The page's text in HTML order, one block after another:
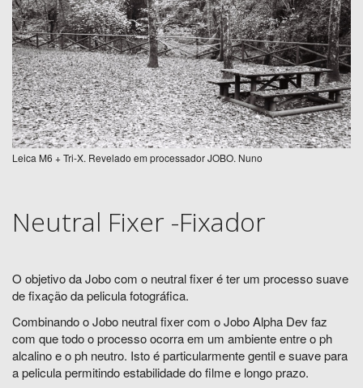
Leica M6 + Tri-X. Revelado em processador JOBO. Nuno
Neutral Fixer -Fixador
O objetivo da Jobo com o neutral fixer é ter um processo suave
de fixação da pelicula fotográfica.
Combinando o Jobo neutral fixer com o Jobo Alpha Dev faz
com que todo o processo ocorra em um ambiente entre o ph
alcalino e o ph neutro. Isto é particularmente gentil e suave para
a pelicula permitindo estabilidade do filme e longo prazo.